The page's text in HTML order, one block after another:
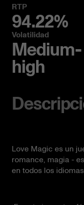
RTP
94.22%
Volatilidad
Medium-
high
Love Magic es un
romance, magia -
en todos los